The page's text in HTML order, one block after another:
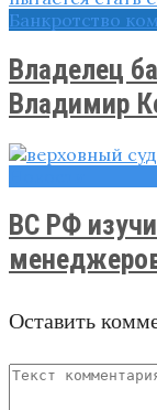
Банкротство
Владелец
Владимир
ВС РФ
Оставить